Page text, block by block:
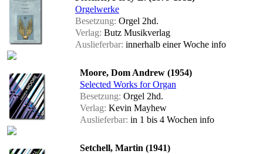
Orgelwerke
Besetzung: Orgel 2hd.
Verlag: Butz Musikverlag
Auslieferbar: innerhalb einer Woche info
Moore, Dom Andrew (1954)
Selected Works for Organ
Besetzung: Orgel 2hd.
Verlag: Kevin Mayhew
Auslieferbar: in 1 bis 4 Wochen info
Setchell, Martin (1941)